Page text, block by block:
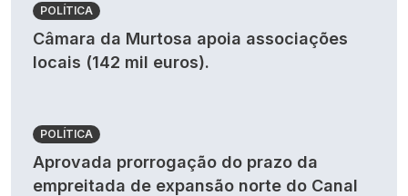
POLÍTICA
Câmara da Murtosa apoia associações
locais (142 mil euros).
POLÍTICA
Aprovada prorrogação do prazo da
empreitada de expansão norte do Canal